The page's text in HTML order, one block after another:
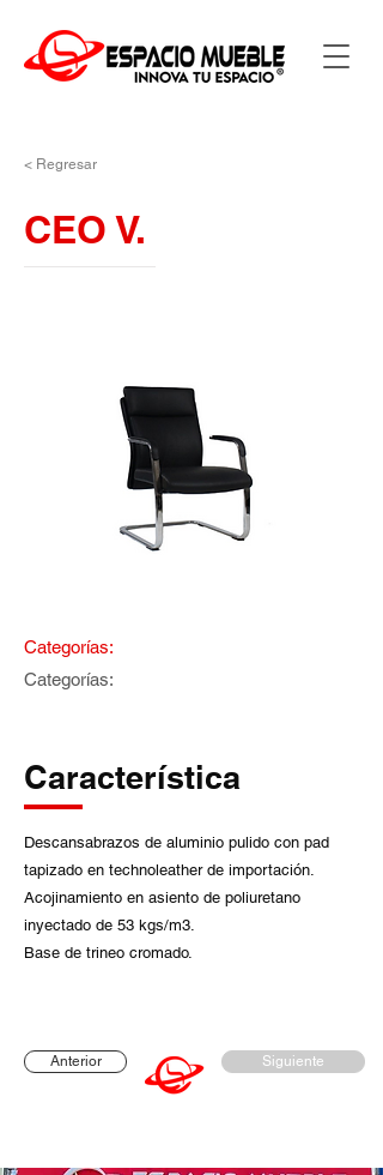
< Regresar
CEO V.
Categorías:
Categorías:
Característica
Descansabrazos de aluminio pulido con pad
tapizado en technoleather de importación.
Acojinamiento en asiento de poliuretano
inyectado de 53 kgs/m3.
Base de trineo cromado.
Anterior Siguiente